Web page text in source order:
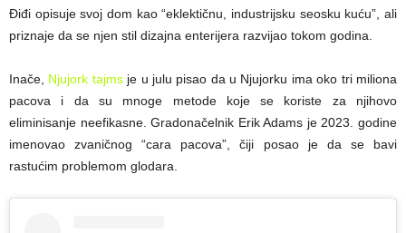
Điđi opisuje svoj dom kao “eklektičnu, industrijsku seosku kuću”, ali
priznaje da se njen stil dizajna enterijera razvijao tokom godina.
Inače, Njujork tajmsje u julu pisao da u Njujorku ima oko tri miliona
pacova i da su mnoge metode koje se koriste za njihovo
eliminisanje neefikasne. Gradonačelnik Erik Adams je 2023. godine
imenovao zvaničnog “cara pacova”, čiji posao je da se bavi
rastućim problemom glodara.